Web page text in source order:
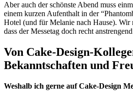
Aber auch der schönste Abend muss
einem kurzen Aufenthalt in der
Hotel (und für Melanie nach Hause). Wir
dass der Messetag doch recht
Von Cake-Design-
Bekanntschaften und
Weshalb ich gerne auf Cake-Design